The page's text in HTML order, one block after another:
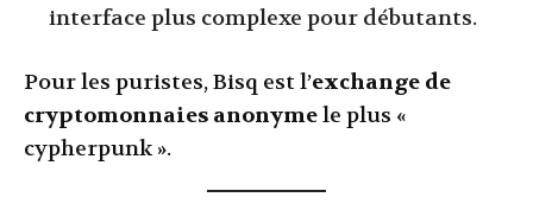
interface plus complexe pour débutants.
Pour les puristes, Bisq est l’exchange de
cryptomonnaies anonymele plus «
cypherpunk ».